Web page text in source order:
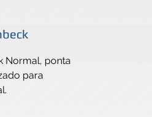
Normal, ponta
para